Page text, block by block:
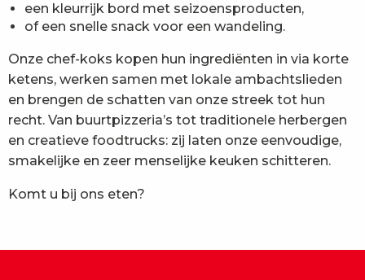
een kleurrijk bord met seizoensproducten,
of een snelle snack voor een wandeling.
Onze chef-koks kopen hun ingrediënten in via korte
ketens, werken samen met lokale ambachtslieden
en brengen de schatten van onze streek tot hun
recht. Van buurtpizzeria’s tot traditionele herbergen
en creatieve foodtrucks: zij laten onze eenvoudige,
smakelijke en zeer menselijke keuken schitteren.
Komt u bij ons eten?